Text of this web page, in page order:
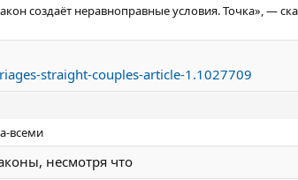
создаёт неравноправные условия. Точка», —
straight-couples-article-1.1027709
всеми
несмотря что